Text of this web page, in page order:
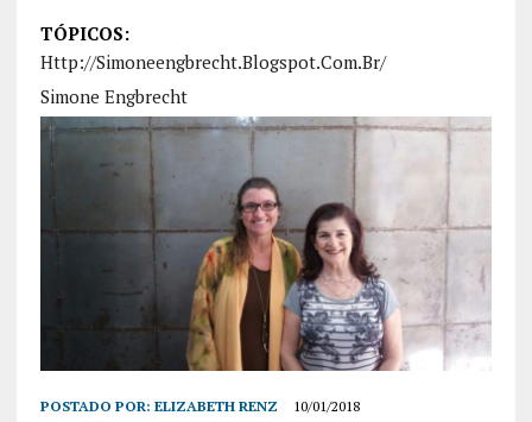
TÓPICOS:
Http://simoneengbrecht.blogspot.com.br/
Simone Engbrecht
POSTADO POR: ELIZABETH RENZ 10/01/2018